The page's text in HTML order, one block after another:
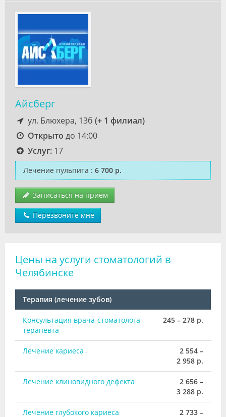
Айсберг
ул. Блюхера, 13б (+ 1 филиал)
Открыто до 14:00
Услуг:17
Лечение пульпита : 6 700 р.
Записаться на прием
Перезвоните мне
Цены на услуги стоматологий в
Челябинске
Терапия (лечение зубов)
Консультация врача-стоматолога
терапевта
245 – 278 р.
Лечение кариеса
2 554 –
2 958 р.
Лечение клиновидного дефекта
2 656 –
3 288 р.
Лечение глубокого кариеса 2 733 –